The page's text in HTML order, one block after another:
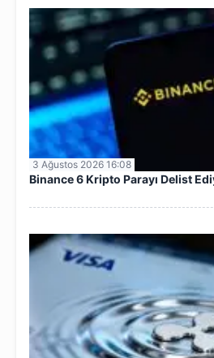
3 Ağustos 2026 16:08
Binance 6 Kripto Parayı Delist